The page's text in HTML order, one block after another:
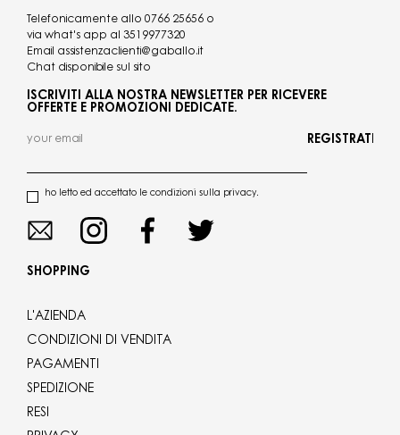
Telefonicamente allo 0766 25656 o
via what's app al 3519977320
Email assistenzaclienti@gaballo.it
Chat disponibile sul sito
ISCRIVITI ALLA NOSTRA NEWSLETTER PER RICEVERE
OFFERTE E PROMOZIONI DEDICATE.
ho letto ed accettato le condizioni sulla privacy.
REGISTRATI
SHOPPING
L'AZIENDA
CONDIZIONI DI VENDITA
PAGAMENTI
SPEDIZIONE
RESI